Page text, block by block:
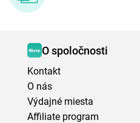
O spoločnosti
Kontakt
O nás
Výdajné miesta
Affiliate program